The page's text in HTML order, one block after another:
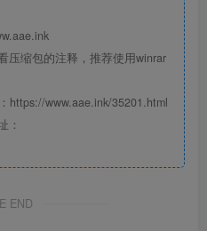
压缩包的注释，推荐使用winrar
https://www.aae.ink/35201.html
：
END